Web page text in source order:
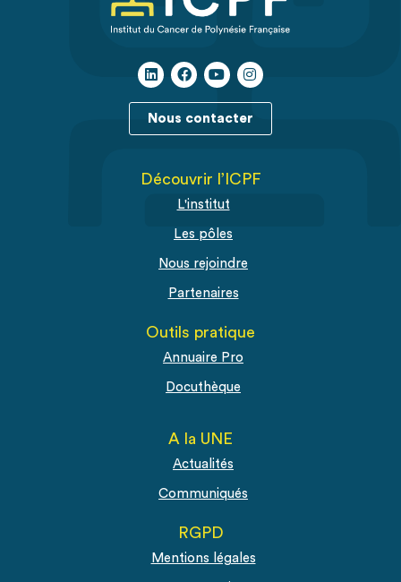
Nous contacter
Découvrir l’ICPF
L'institut
Les pôles
Nous rejoindre
Partenaires
Outils pratique
Annuaire Pro
Docuthèque
A la UNE
Actualités
Communiqués
RGPD
Mentions légales